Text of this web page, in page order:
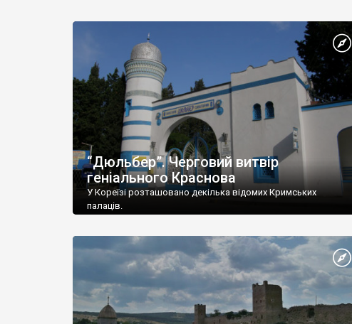
“Дюльбер”. Черговий витвір
геніального Краснова
У Кореїзі розташовано декілька відомих Кримських
палаців.